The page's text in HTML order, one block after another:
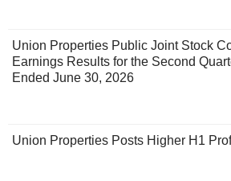
Union Properties Public Joint Stock
Earnings Results for the Second
Ended June 30, 2026
Union Properties Posts Higher H1